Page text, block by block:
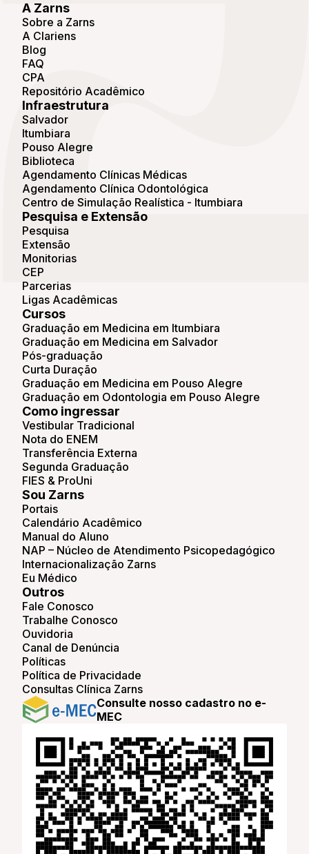
A Zarns
Sobre a Zarns
A Clariens
Blog
FAQ
CPA
Repositório Acadêmico
Infraestrutura
Salvador
Itumbiara
Pouso Alegre
Biblioteca
Agendamento Clínicas Médicas
Agendamento Clínica Odontológica
Centro de Simulação Realística - Itumbiara
Pesquisa e Extensão
Pesquisa
Extensão
Monitorias
CEP
Parcerias
Ligas Acadêmicas
Cursos
Graduação em Medicina em Itumbiara
Graduação em Medicina em Salvador
Pós-graduação
Curta Duração
Graduação em Medicina em Pouso Alegre
Graduação em Odontologia em Pouso Alegre
Como ingressar
Vestibular Tradicional
Nota do ENEM
Transferência Externa
Segunda Graduação
FIES & ProUni
Sou Zarns
Portais
Calendário Acadêmico
Manual do Aluno
NAP – Núcleo de Atendimento Psicopedagógico
Internacionalização Zarns
Eu Médico
Outros
Fale Conosco
Trabalhe Conosco
Ouvidoria
Canal de Denúncia
Políticas
Política de Privacidade
Consultas Clínica Zarns
Consulte nosso cadastro no e-
MEC